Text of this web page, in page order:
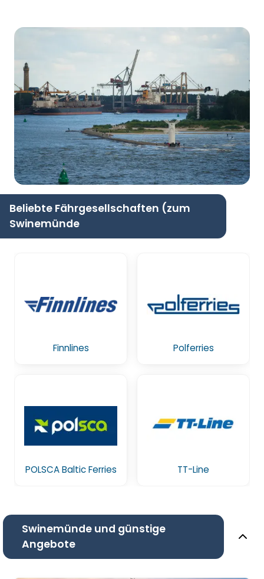
Beliebte Fährgesellschaften (zum
Swinemünde
Finnlines Polferries
POLSCA Baltic Ferries TT-Line
Swinemünde und günstige
Angebote